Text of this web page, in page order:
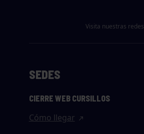
Visita nuestras redes
SEDES
CIERRE WEB CURSILLOS
Cómo llegar